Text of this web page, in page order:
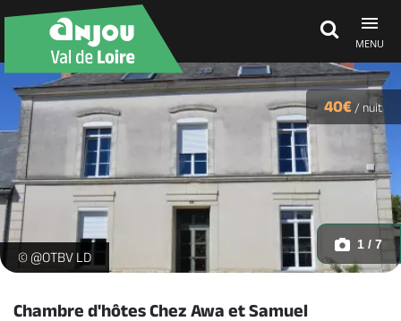
MENU
Découvrir
À voir, à faire
Agenda
La maison -
© @OTBV LD
1 / 7
40€ / nuit
Chambre d'hôtes Chez Awa et Samuel